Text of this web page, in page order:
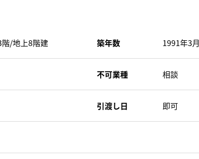
/地上8階建 築年数 1991年3月
不可業種 相談
引渡し日 即可